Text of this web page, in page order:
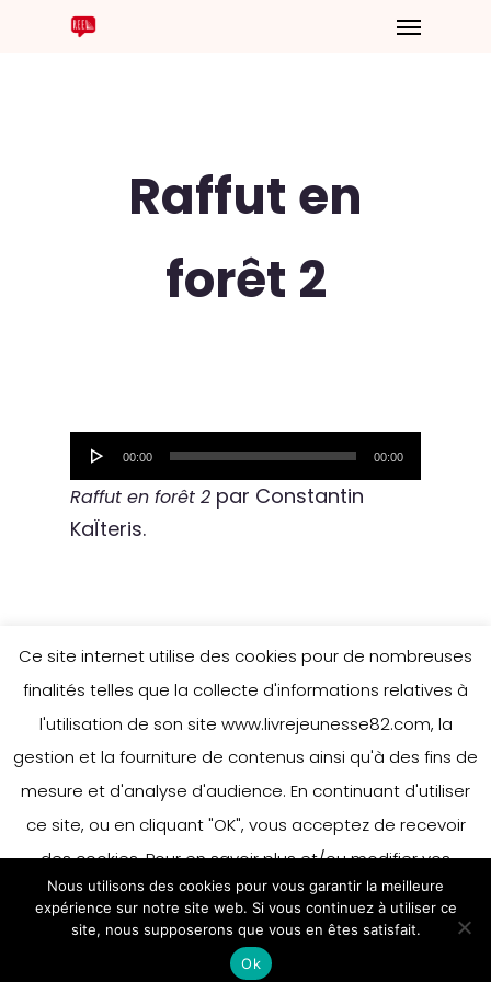
Raffut en
forêt 2
Lecteur
audio
00:00 00:00
Raffut en forêt 2 par Constantin
KaÏteris.
Ce site internet utilise des cookies pour de nombreuses
finalités telles que la collecte d'informations relatives à
l'utilisation de son site www.livrejeunesse82.com, la
gestion et la fourniture de contenus ainsi qu'à des fins de
mesure et d'analyse d'audience. En continuant d'utiliser
ce site, ou en cliquant "OK", vous acceptez de recevoir
des cookies. Pour en savoir plus et/ou modifier vos
préférences en matière de cookies, merci de vous référer
à notre politique sur les cookies.
Accepter
En savoir plus
Nous utilisons des cookies pour vous garantir la meilleure
expérience sur notre site web. Si vous continuez à utiliser ce
site, nous supposerons que vous en êtes satisfait.
Ok